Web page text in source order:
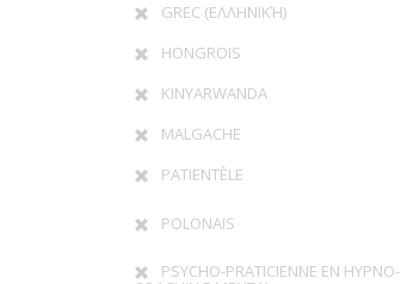
GREC (ΕΛΛΗΝΙΚΉ)
HONGROIS
KINYARWANDA
MALGACHE
PATIENTÈLE
POLONAIS
PSYCHO-PRATICIENNE EN HYPNO-